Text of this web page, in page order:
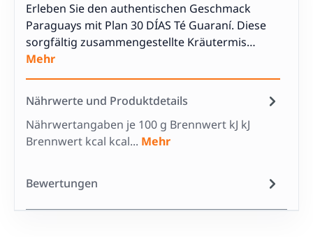
Erleben Sie den authentischen Geschmack
Paraguays mit Plan 30 DÍAS Té Guaraní. Diese
sorgfältig zusammengestellte Kräutermis…
Mehr
Nährwerte und Produktdetails
Nährwertangaben je 100 g Brennwert kJ kJ
Brennwert kcal kcal... Mehr
Bewertungen